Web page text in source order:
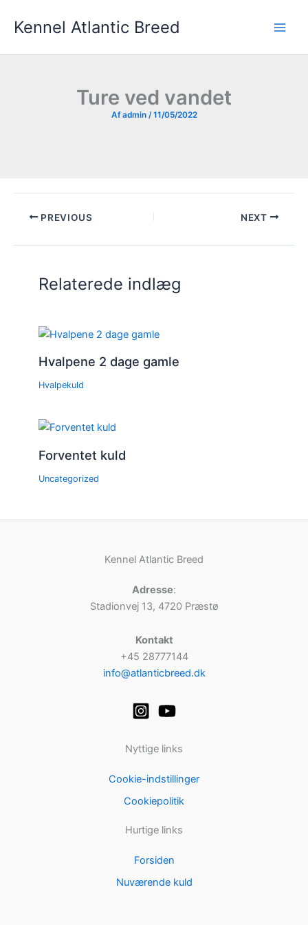
Kennel Atlantic Breed
Ture ved vandet
Afadmin /11/05/2022
PREVIOUS NEXT
Relaterede indlæg
Hvalpene 2 dage gamle
Hvalpekuld
Forventet kuld
Uncategorized
Kennel Atlantic Breed
Adresse:
Stadionvej 13, 4720 Præstø
Kontakt
+45 28777144
info@atlanticbreed.dk
Nyttige links
Cookie-indstillinger
Cookiepolitik
Hurtige links
Forsiden
Nuværende kuld